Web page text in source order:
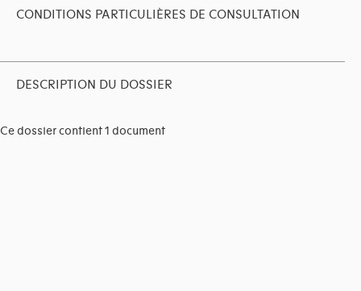
CONDITIONS PARTICULIÈRES DE CONSULTATION
DESCRIPTION DU DOSSIER
Ce dossier contient 1 document